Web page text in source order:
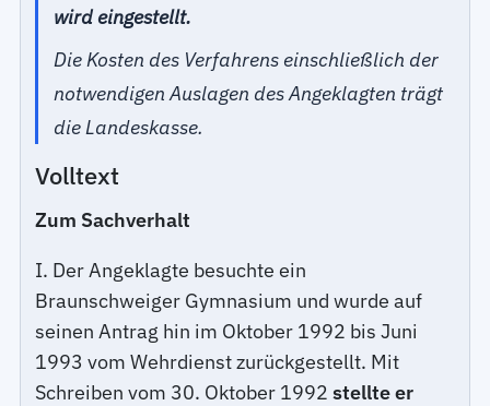
wird eingestellt.
Die Kosten des Verfahrens einschließlich der
notwendigen Auslagen des Angeklagten trägt
die Landeskasse.
Volltext
Zum Sachverhalt
I. Der Angeklagte besuchte ein
Braunschweiger Gymnasium und wurde auf
seinen Antrag hin im Oktober 1992 bis Juni
1993 vom Wehrdienst zurückgestellt. Mit
Schreiben vom 30. Oktober 1992stellte er